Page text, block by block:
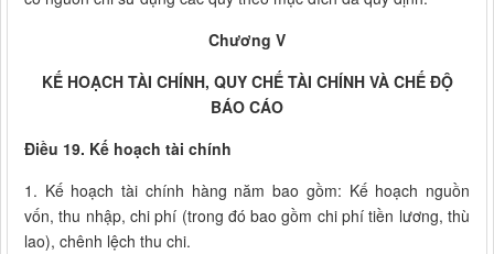
Chương V
KẾ HOẠCH TÀI CHÍNH, QUY CHẾ TÀI CHÍNH VÀ CHẾ ĐỘ
BÁO CÁO
Điều 19. Kế hoạch tài chính
1. Kế hoạch tài chính hàng năm bao gồm: Kế hoạch nguồn
vốn, thu nhập, chi phí (trong đó bao gồm chi phí tiền lương, thù
lao), chênh lệch thu chi.